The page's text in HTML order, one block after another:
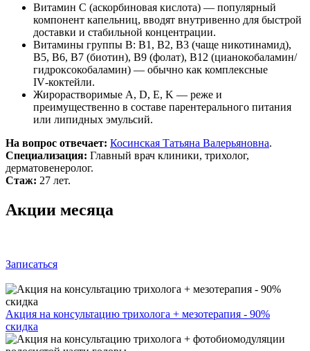
Витамин C (аскорбиновая кислота) — популярный
компонент капельниц, вводят внутривенно для быстрой
доставки и стабильной концентрации.
Витамины группы B: B1, B2, B3 (чаще никотинамид),
B5, B6, B7 (биотин), B9 (фолат), B12 (цианокобаламин/
гидроксокобаламин) — обычно как комплексные
IV‑коктейли.
Жирорастворимые A, D, E, K — реже и
преимущественно в составе парентерального питания
или липидных эмульсий.
На вопрос отвечает: Косинская Татьяна Валерьяновна.
Специализация: Главный врач клиники, трихолог,
дерматовенеролог.
Стаж: 27 лет.
Акции месяца
Записаться
Акция на консультацию трихолога + мезотерапия - 90%
скидка